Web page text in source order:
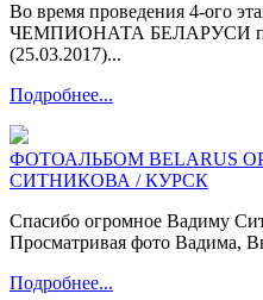
Во время проведения 4-ого
ЧЕМПИОНАТА БЕЛАРУСИ по
(25.03.2017)...
Подробнее...
ФОТОАЛЬБОМ BELARUS
СИТНИКОВА / КУРСК
Спасибо огромное Вадиму
Просматривая фото Вадима,
Подробнее...